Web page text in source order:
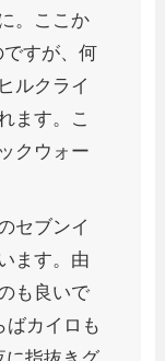
。ここか
ですが、何
ルクライ
ます。こ
クウォー
セブンイ
ます。由
も良いで
ばカイロも